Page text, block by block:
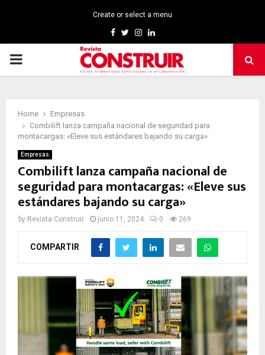
Create or select a menu
Facebook
TwitterInstagram
Linkedin
PRIMARY
Home
Empresas
Combilift lanza campaña nacional de seguridad para
montacargas: «Eleve sus estándares bajando su carga»
Empresas
Combilift lanza campaña nacional de
seguridad para montacargas: «Eleve sus
estándares bajando su carga»
by Revista Construir junio 11, 2024 0 269
COMPARTIR